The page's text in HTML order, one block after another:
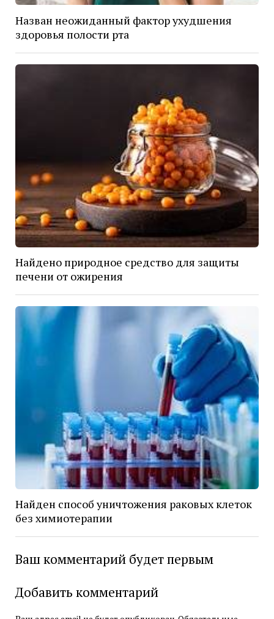
Назван неожиданный фактор ухудшения
здоровья полости рта
Найдено природное средство для защиты
печени от ожирения
Найден способ уничтожения раковых клеток
без химиотерапии
Ваш комментарий будет первым
Добавить комментарий